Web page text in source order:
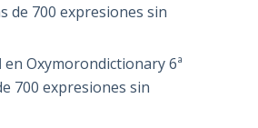
de 700 expresiones sin
en Oxymorondictionary 6ª
700 expresiones sin